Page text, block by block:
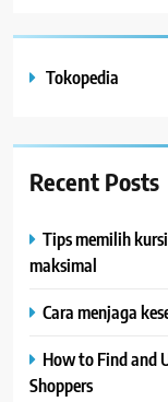
Tokopedia
Recent Posts
Tips memilih
maksimal
Cara menjaga
How to Find and
Shoppers